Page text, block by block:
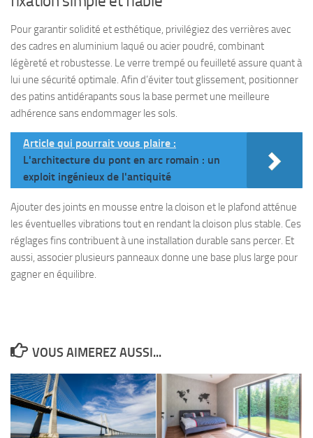
Pour garantir solidité et esthétique, privilégiez des verrières avec
des cadres en aluminium laqué ou acier poudré, combinant
légèreté et robustesse. Le verre trempé ou feuilleté assure quant à
lui une sécurité optimale. Afin d’éviter tout glissement, positionner
des patins antidérapants sous la base permet une meilleure
adhérence sans endommager les sols.
Article qui pourrait vous plaire :
L'architecture du pont en arc romain : un
exploit ingénieux de l'antiquité
Ajouter des joints en mousse entre la cloison et le plafond atténue
les éventuelles vibrations tout en rendant la cloison plus stable. Ces
réglages fins contribuent à une installation durable sans percer. Et
aussi, associer plusieurs panneaux donne une base plus large pour
gagner en équilibre.
VOUS AIMEREZ AUSSI...